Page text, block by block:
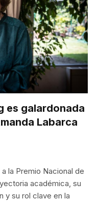
es galardonada
Labarca
la Premio Nacional de
académica, su
y su rol clave en la